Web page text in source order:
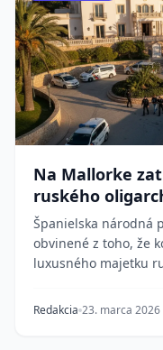
Na Mallorke
ruského
Španielska národná
obvinené z toho, že
luxusného majetku
Redakcia 23. marca 2026